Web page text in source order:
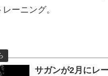
ーニング。
サガンが2月にレ